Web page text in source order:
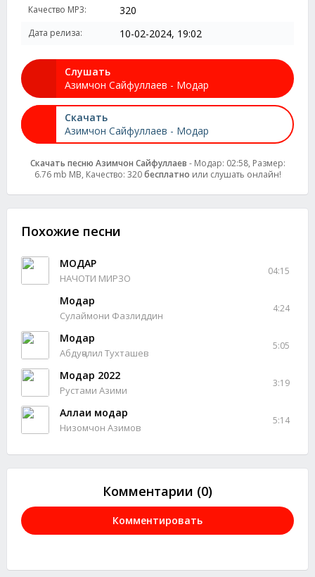
Качество MP3: 320
Дата релиза: 10-02-2024, 19:02
Слушать
Азимчон Сайфуллаев - Модар
Скачать
Азимчон Сайфуллаев - Модар
Скачать песню Азимчон Сайфуллаев - Модар: 02:58, Размер:
6.76 mb MB, Качество: 320бесплатно или слушать онлайн!
Похожие песни
МОДАР
НАЧОТИ МИРЗО
04:15
Модар
Сулаймони Фазлиддин
4:24
Модар
Абдуҷалил Тухташев
5:05
Модар 2022
Рустами Азими
3:19
Аллаи модар
Низомчон Азимов
5:14
Комментарии (0)
Комментировать